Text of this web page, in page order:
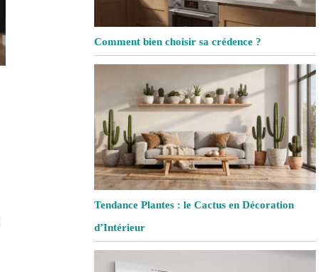
Comment bien choisir sa crédence ?
Tendance Plantes : le Cactus en Décoration
d’Intérieur